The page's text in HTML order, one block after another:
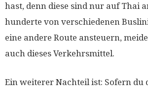
hast, denn diese sind nur auf Thai
hunderte von verschiedenen
eine andere Route ansteuern,
auch dieses Verkehrsmittel.
Ein weiterer Nachteil ist: Sofern du